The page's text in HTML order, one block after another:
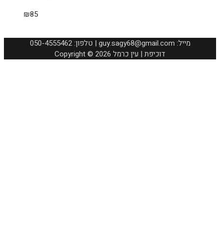
₪85
050-4555462 :טלפון | guy.sagy68@gmail.com :מייל
Copyright © 2026 דוכיפת | עין כרמל